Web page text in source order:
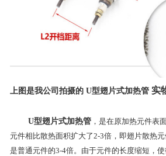
上图是我公司拍摄的 U型翅片式加热管 实
U型翅片式加热管，是在原加热元件表
元件相比散热面积扩大了2-3倍，即翅片散热
是普通元件的3-4倍。由于元件的长度缩短，